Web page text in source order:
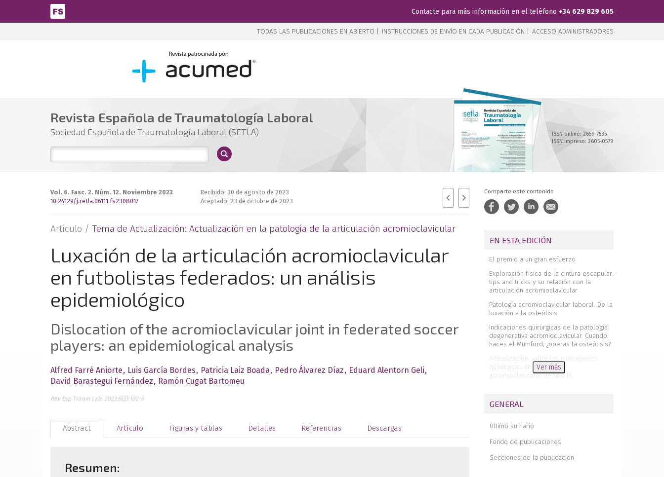
Pasar al contenido principal
Contacte para más información en el teléfono +34 629 829 605
TODAS LAS PUBLICACIONES EN ABIERTO | INSTRUCCIONES DE ENVÍO EN CADA PUBLICACIÓN | ACCESO ADMINISTRADORES
Revista Española de Traumatología Laboral
Sociedad Española de Traumatología Laboral (SETLA)
ISSN online: 2659-7535
ISSN impreso: 2605-0579
Vol. 6. Fasc. 2. Núm. 12. Noviembre 2023
10.24129/j.retla.06111.fs2308017
Recibido: 30 de agosto de 2023
Aceptado: 23 de octubre de 2023
Artículo / Tema de Actualización: Actualización en la patología de la articulación acromioclavicular
Luxación de la articulación acromioclavicular
en futbolistas federados: un análisis
epidemiológico
Dislocation of the acromioclavicular joint in federated soccer
players: an epidemiological analysis
Alfred Farré Aniorte Luis García Bordes Patricia Laiz Boada Pedro Álvarez Díaz
Eduard Alentorn Geli
David Barastegui Fernández
Ramón Cugat Bartomeu
Rev Esp Traum Lab. 2023;6(2):102-6
Abstract Artículo Figuras y tablas Detalles Referencias Descargas
Resumen:
Comparte este contenido
EN ESTA EDICIÓN
El premio a un gran esfuerzo
Exploración física de la cintura escapular:
tips and tricks y su relación con la
articulación acromioclavicular
Patología acromioclavicular laboral. De la
luxación a la osteólisis
Indicaciones quirúrgicas de la patología
degenerativa acromioclavicular. Cuando
haces el Mumford, ¿operas la osteólisis?
Actualización sobre las indicaciones
quirúrgicas en la luxación
acromioclavicular de tipo III
acromioclavicular, ¿en qué punto
estamos?
Fijación horizontal percutánea para el
acromioclavicular
Ver más
GENERAL
Último sumario
Fondo de publicaciones
Secciones de la publicación